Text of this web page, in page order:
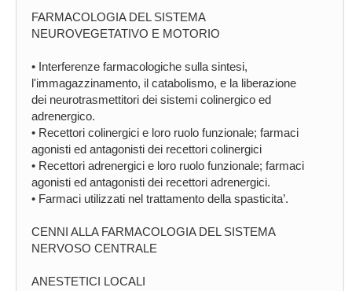
FARMACOLOGIA DEL SISTEMA
NEUROVEGETATIVO E MOTORIO
• Interferenze farmacologiche sulla sintesi,
l'immagazzinamento, il catabolismo, e la liberazione
dei neurotrasmettitori dei sistemi colinergico ed
adrenergico.
• Recettori colinergici e loro ruolo funzionale; farmaci
agonisti ed antagonisti dei recettori colinergici
• Recettori adrenergici e loro ruolo funzionale; farmaci
agonisti ed antagonisti dei recettori adrenergici.
• Farmaci utilizzati nel trattamento della spasticita’.
CENNI ALLA FARMACOLOGIA DEL SISTEMA
NERVOSO CENTRALE
ANESTETICI LOCALI